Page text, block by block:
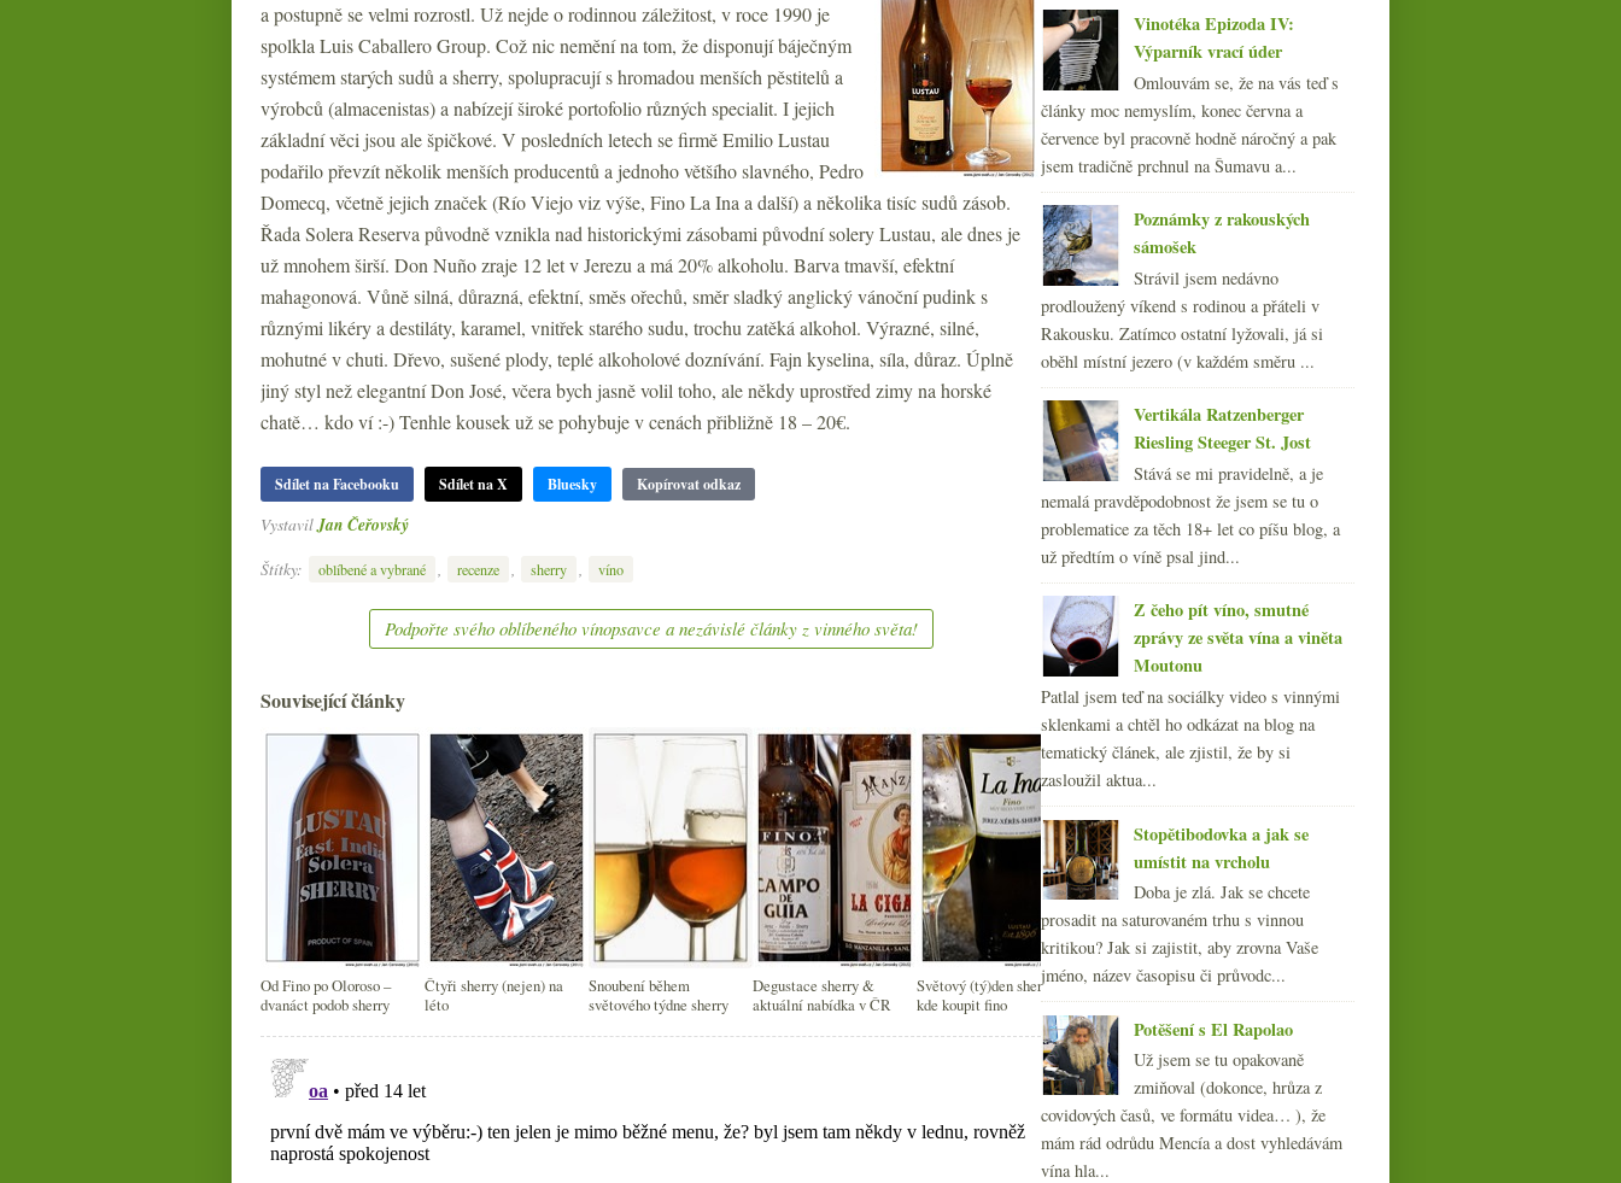
a postupně se velmi rozrostl. Už nejde o rodinnou záležitost, v roce 1990 je
spolkla Luis Caballero Group. Což nic nemění na tom, že disponují báječným
systémem starých sudů a sherry, spolupracují s hromadou menších pěstitelů a
výrobců (almacenistas) a nabízejí široké portofolio různých specialit. I jejich
základní věci jsou ale špičkové. V posledních letech se firmě Emilio Lustau
podařilo převzít několik menších producentů a jednoho většího slavného, Pedro
Domecq, včetně jejich značek (Río Viejo viz výše, Fino La Ina a další) a několika tisíc sudů zásob.
Řada Solera Reserva původně vznikla nad historickými zásobami původní solery Lustau, ale dnes je
už mnohem širší. Don Nuño zraje 12 let v Jerezu a má 20% alkoholu. Barva tmavší, efektní
mahagonová. Vůně silná, důrazná, efektní, směs ořechů, směr sladký anglický vánoční pudink s
různými likéry a destiláty, karamel, vnitřek starého sudu, trochu zatěká alkohol. Výrazné, silné,
mohutné v chuti. Dřevo, sušené plody, teplé alkoholové doznívání. Fajn kyselina, síla, důraz. Úplně
jiný styl než elegantní Don José, včera bych jasně volil toho, ale někdy uprostřed zimy na horské
chatě… kdo ví :-) Tenhle kousek už se pohybuje v cenách přibližně 18 – 20€.
Sdílet na Facebooku Sdílet na X Bluesky Kopírovat odkaz
VystavilJan Čeřovský
Štítky:
oblíbené a vybrané recenze sherry víno
Podpořte svého oblíbeného vínopsavce a nezávislé články z vinného světa!
Související články
Od Fino po Oloroso –
dvanáct podob sherry
Čtyři sherry (nejen) na
léto
Snoubení během
světového týdne sherry
Degustace sherry &
aktuální nabídka v ČR
Světový (tý)den sherry &
kde koupit fino
Sherry aneb rychlý úvod k
jedněm z
nejzajímavějších vín
světa
Vinotéka Epizoda IV:
Výparník vrací úder
Omlouvám se, že na vás teď s
články moc nemyslím, konec června a
července byl pracovně hodně náročný a pak
jsem tradičně prchnul na Šumavu a...
Poznámky z rakouských
sámošek
Strávil jsem nedávno
prodloužený víkend s rodinou a přáteli v
Rakousku. Zatímco ostatní lyžovali, já si
oběhl místní jezero (v každém směru ...
Vertikála Ratzenberger
Riesling Steeger St. Jost
Stává se mi pravidelně, a je
nemalá pravděpodobnost že jsem se tu o
problematice za těch 18+ let co píšu blog, a
už předtím o víně psal jind...
Z čeho pít víno, smutné
zprávy ze světa vína a viněta
Moutonu
Patlal jsem teď na sociálky video s vinnými
sklenkami a chtěl ho odkázat na blog na
tematický článek, ale zjistil, že by si
zasloužil aktua...
Stopětibodovka a jak se
umístit na vrcholu
Doba je zlá. Jak se chcete
prosadit na saturovaném trhu s vinnou
kritikou? Jak si zajistit, aby zrovna Vaše
jméno, název časopisu či průvodc...
Potěšení s El Rapolao
Už jsem se tu opakovaně
zmiňoval (dokonce, hrůza z
covidových časů, ve formátu videa… ), že
mám rád odrůdu Mencía a dost vyhledávám
vína hla...